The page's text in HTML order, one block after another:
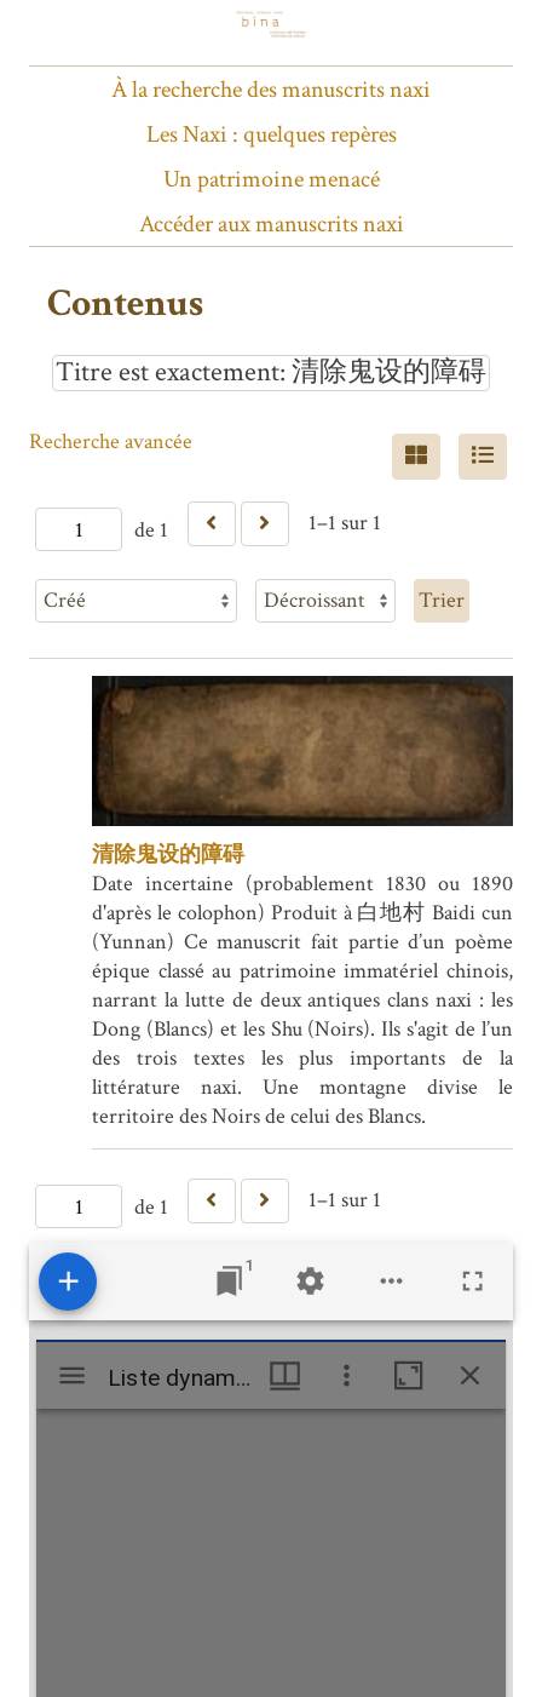
À la recherche des manuscrits naxi
Les Naxi : quelques repères
Un patrimoine menacé
Accéder aux manuscrits naxi
Contenus
Titre est exactement 清除鬼设的障碍
de 1 1–1 sur 1
Recherche avancée
Trier
清除鬼设的障碍
Date incertaine (probablement 1830 ou 1890
d'après le colophon) Produit à 白地村 Baidi cun
(Yunnan) Ce manuscrit fait partie d’un poème
épique classé au patrimoine immatériel chinois,
narrant la lutte de deux antiques clans naxi : les
Dong (Blancs) et les Shu (Noirs). Ils s'agit de l’un
des trois textes les plus importants de la
littérature naxi. Une montagne divise le
territoire des Noirs de celui des Blancs.
de 1 1–1 sur 1
1
Mirador
viewer
Liste dynamique
Liste dynamique